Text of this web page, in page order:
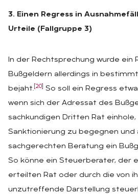
3. Einen Regress in
Urteile (Fallgruppe 3)
In der Rechtsprechung wurde ein
Bußgeldern allerdings in
bejaht. [20]
So soll ein Regress
wenn sich der Adressat des
sachkundigen Dritten Rat
Sanktionierung zu begegnen und
sachgerechten Beratung ein
So könne ein Steuerberater, der
erteilten Rat oder durch die von
unzutreffende Darstellung